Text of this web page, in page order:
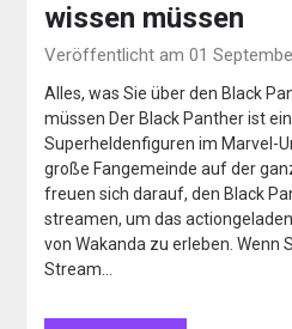
wissen müssen
Veröffentlicht am 01
Alles, was Sie über den Black
müssen Der Black Panther ist
Superheldenfiguren im Marvel-
große Fangemeinde auf der
freuen sich darauf, den Black
streamen, um das
von Wakanda zu erleben. Wenn
Stream…